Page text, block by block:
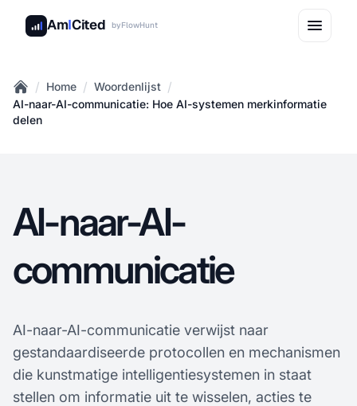
AmICited byFlowHunt
Home
/ Home / Woordenlijst /
AI-naar-AI-communicatie: Hoe AI-systemen merkinformatie
delen
AI-naar-AI-
communicatie
AI-naar-AI-communicatie verwijst naar
gestandaardiseerde protocollen en mechanismen
die kunstmatige intelligentiesystemen in staat
stellen om informatie uit te wisselen, acties te